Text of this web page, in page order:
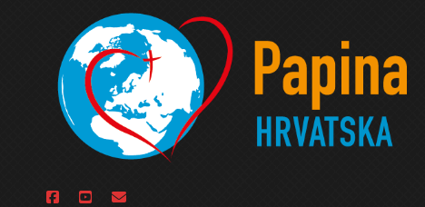
facebook
youtubeemail